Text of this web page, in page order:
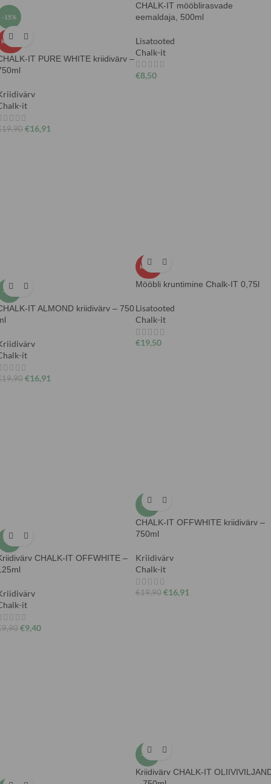
CHALK-IT mööblirasvade
eemaldaja, 500ml
Lisatooted
Chalk-it
€8,50
-15%
KUUM
IT PURE WHITE kriidivärv –
it
19,90 €16,91
KUUM
Mööbli kruntimine Chalk-IT 0,75l
Lisatooted
Chalk-it
€19,50
-15%
IT ALMOND kriidivärv – 750
it
19,90 €16,91
-15%
CHALK-IT OFFWHITE kriidivärv –
750ml
Kriidivärv
Chalk-it
€19,90 €16,91
-5%
CHALK-IT OFFWHITE –
it
9,90 €9,40
-15%
Kriidivärv CHALK-IT